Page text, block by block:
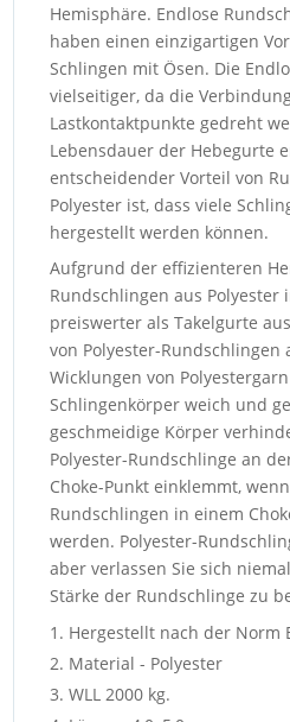
Hemisphäre. Endlose
haben einen einzigartigen
Schlingen mit Ösen. Die
vielseitiger, da die
Lastkontaktpunkte gedreht
Lebensdauer der Hebegurte
entscheidender Vorteil von
Polyester ist, dass viele
hergestellt werden können.
Aufgrund der effizienteren
Rundschlingen aus Polyester
preiswerter als Takelgurte
von Polyester-Rundschlingen
Wicklungen von
Schlingenkörper weich und
geschmeidige Körper
Polyester-Rundschlinge an
Choke-Punkt einklemmt,
Rundschlingen in einem
werden. Polyester-
aber verlassen Sie sich
Stärke der Rundschlinge zu
Hergestellt nach der Norm
Material - Polyester
WLL 2000 kg.